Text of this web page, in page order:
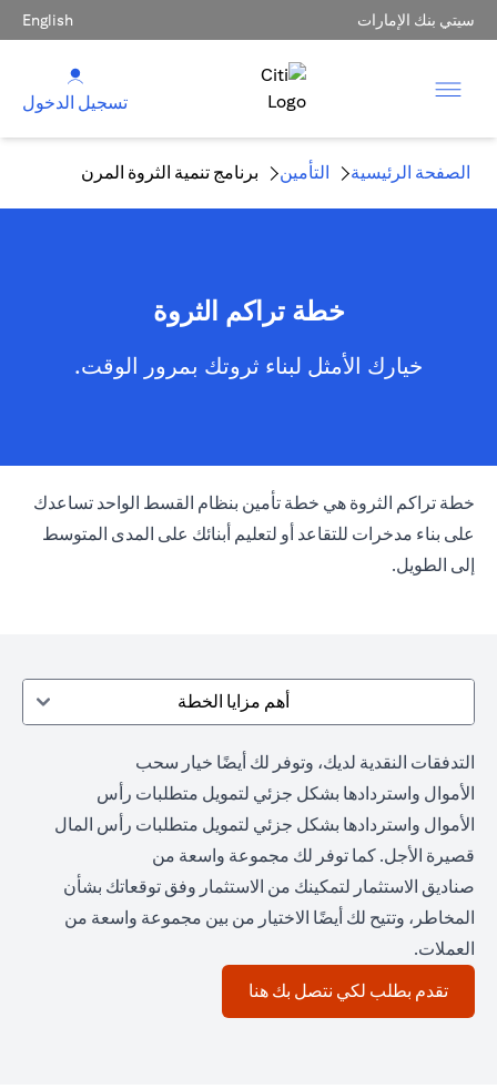
سيتي بنك الإمارات English
تسجيل الدخول
الصفحة الرئيسية التأمين برنامج تنمية الثروة المرن
خطة تراكم الثروة
خيارك الأمثل لبناء ثروتك بمرور الوقت.
خطة تراكم الثروة هي خطة تأمين بنظام القسط الواحد تساعدك
على بناء مدخرات للتقاعد أو لتعليم أبنائك على المدى المتوسط
إلى الطويل.
أهم مزايا الخطة
التدفقات النقدية لديك، وتوفر لك أيضًا خيار سحب
الأموال واستردادها بشكل جزئي لتمويل متطلبات رأس
الأموال واستردادها بشكل جزئي لتمويل متطلبات رأس المال
قصيرة الأجل. كما توفر لك مجموعة واسعة من
صناديق الاستثمار لتمكينك من الاستثمار وفق توقعاتك بشأن
المخاطر، وتتيح لك أيضًا الاختيار من بين مجموعة واسعة من
العملات.
تقدم بطلب لكي نتصل بك هنا